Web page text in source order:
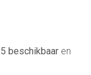
beschikbaar en